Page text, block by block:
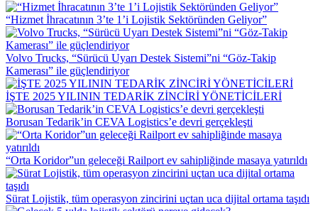
“Hizmet İhracatının 3’te 1’i Lojistik Sektöründen Geliyor”
Volvo Trucks, “Sürücü Uyarı Destek Sistemi”ni “Göz-Takip
Kamerası” ile güçlendiriyor
İŞTE 2025 YILININ TEDARİK ZİNCİRİ YÖNETİCİLERİ
Borusan Tedarik’in CEVA Logistics’e devri gerçekleşti
“Orta Koridor”un geleceği Railport ev sahipliğinde masaya yatırıldı
Sürat Lojistik, tüm operasyon zincirini uçtan uca dijital ortama taşıdı